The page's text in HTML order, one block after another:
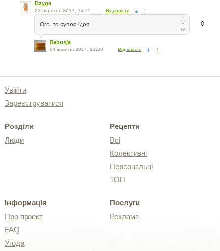
Dzyga
23 вересня 2017, 14:55 Відповісти ↑
0
Ого. то супер ідея
Babusja
04 жовтня 2017, 13:20 Відповісти ↑
Увійти
Зареєструватися
Розділи
Люди
Рецепти
Всі
Колективні
Персональні
ТОП
Інформація
Про проект
FAQ
Угода
Послуги
Реклама